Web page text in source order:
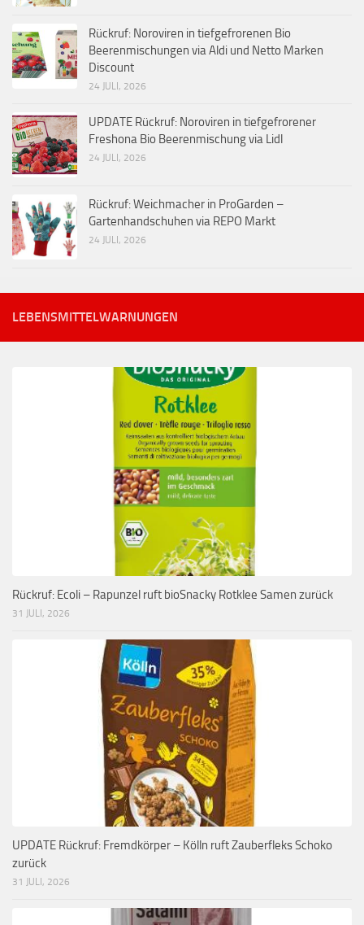
Rückruf: Noroviren in tiefgefrorenen Bio
Beerenmischungen via Aldi und Netto Marken
Discount
24 JULI, 2026
UPDATE Rückruf: Noroviren in tiefgefrorener
Freshona Bio Beerenmischung via Lidl
24 JULI, 2026
Rückruf: Weichmacher in ProGarden –
Gartenhandschuhen via REPO Markt
24 JULI, 2026
LEBENSMITTELWARNUNGEN
Rückruf: Ecoli – Rapunzel ruft bioSnacky Rotklee Samen zurück
31 JULI, 2026
UPDATE Rückruf: Fremdkörper – Kölln ruft Zauberfleks Schoko
zurück
31 JULI, 2026